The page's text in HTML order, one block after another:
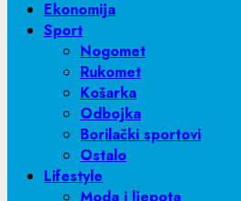
Ekonomija
Sport
Nogomet
Rukomet
Košarka
Odbojka
Borilački sportovi
Ostalo
Lifestyle